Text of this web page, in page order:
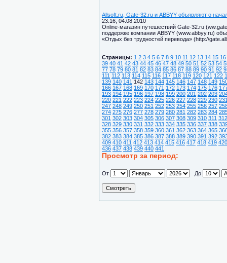
Allsoft.ru, Gate-32.ru и ABBYY объявляют о
23:16, 04.08.2010
Online-магазин путешествий Gate-32.ru
поддержке компании ABBYY (www.abbyy.ru)
«Отдых без трудностей перевода» (http://
Страницы: 1 2 3 4 5 6 7 8 9 10 11 12 13 14 15 16
39 40 41 42 43 44 45 46 47 48 49 50 51 52 53 54
77 78 79 80 81 82 83 84 85 86 87 88 89 90 91 92
111 112 113 114 115 116 117 118 119 120 121 122
139 140 141 142 143 144 145 146 147 148 149
166 167 168 169 170 171 172 173 174 175 176
193 194 195 196 197 198 199 200 201 202 203
220 221 222 223 224 225 226 227 228 229 230
247 248 249 250 251 252 253 254 255 256 257
274 275 276 277 278 279 280 281 282 283 284
301 302 303 304 305 306 307 308 309 310 311 312
328 329 330 331 332 333 334 335 336 337 338
355 356 357 358 359 360 361 362 363 364 365
382 383 384 385 386 387 388 389 390 391 392
409 410 411 412 413 414 415 416 417 418 419 420
436 437 438 439 440 441
Просмотр за период:
От До